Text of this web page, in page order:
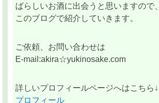
ばらしいお酒に出会うと思いますので、
このブログで紹介していきます。
ご依頼、お問い合わせは
E-mail:akira☆yukinosake.com
詳しいプロフィールページへはこちら↓
プロフィール